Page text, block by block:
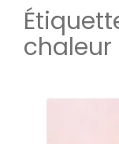
chaleur